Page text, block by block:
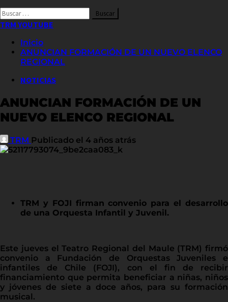
Buscar
por:
TRM YOUTUBE
Inicio
ANUNCIAN FORMACIÓN DE UN NUEVO ELENCO
REGIONAL
NOTICIAS
ANUNCIAN FORMACIÓN DE UN
NUEVO ELENCO REGIONAL
TRM Publicado el 4 años atrás
TRM y FOJI firman convenio para el desarrollo
de una Orquesta Infantil y Juvenil.
Este jueves el Teatro Regional del Maule (TRM) firmó
convenio a Fundación de Orquestas Juveniles e
infantiles de Chile (FOJI), con el fin de recibir
financiamiento que permita beneficiar a niñas, niños
y jóvenes de siete a doce años, para su formación
musical.